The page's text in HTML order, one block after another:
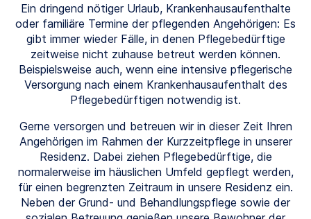
Ein dringend nötiger Urlaub, Krankenhausaufenthalte
oder familiäre Termine der pflegenden Angehörigen: Es
gibt immer wieder Fälle, in denen Pflegebedürftige
zeitweise nicht zuhause betreut werden können.
Beispielsweise auch, wenn eine intensive pflegerische
Versorgung nach einem Krankenhausaufenthalt des
Pflegebedürftigen notwendig ist.
Gerne versorgen und betreuen wir in dieser Zeit Ihren
Angehörigen im Rahmen der Kurzzeitpflege in unserer
Residenz. Dabei ziehen Pflegebedürftige, die
normalerweise im häuslichen Umfeld gepflegt werden,
für einen begrenzten Zeitraum in unsere Residenz ein.
Neben der Grund- und Behandlungspflege sowie der